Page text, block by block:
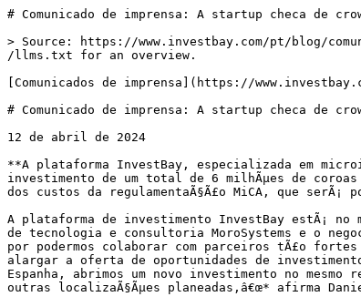
# Comunicado de imprensa: A startup checa de
> Source: https://www.investbay.com/pt/blog/
/llms.txt for an overview.
[Comunicados de imprensa](https://
# Comunicado de imprensa: A startup checa de
12 de abril de 2024
**A plataforma InvestBay, especializada em
investimento de um total de 6 milhÃµes de
dos custos da regulamentaÃ§Ã£o MiCA, que
A plataforma de investimento InvestBay estÃ¡ no
de tecnologia e consultoria MoroSystems e o
por podermos colaborar com parceiros tÃ£o
alargar a oferta de oportunidades de
Espanha, abrimos um novo investimento no
outras localizaÃ§Ãµes planeadas,â€œ* afirma